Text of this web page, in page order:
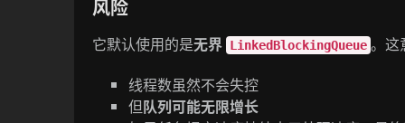
风险
它默认使用的是无界 LinkedBlockingQueue 。这
线程数虽然不会失控
但队列可能无限增长